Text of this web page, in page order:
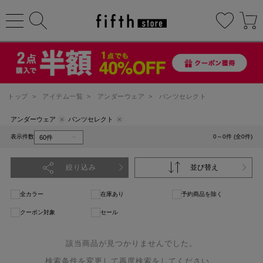
トップ > アイテム一覧 > アンダーウェア > パンツセレクト
アンダーウェア パンツセレクト
表示件数 0～0件 (全0件)
絞り込み 並び替え
全カラー 在庫あり 予約商品を除く
クーポン対象 セール
該当商品が見つかりませんでした。
検索条件を変更して再度検索をしてください。